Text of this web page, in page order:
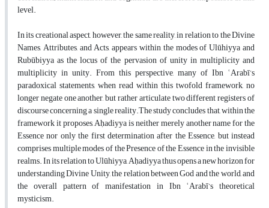
level.
In its creational aspect, however, the same reality, in relation to the Divine
Names, Attributes, and Acts, appears within the modes of Ulūhiyya and
Rubūbiyya as the locus of the pervasion of unity in multiplicity and
multiplicity in unity. From this perspective, many of Ibn ʿArabī’s
paradoxical statements, when read within this twofold framework, no
longer negate one another, but rather articulate two different registers of
discourse concerning a single reality.The study concludes that, within the
framework it proposes, Aḥadiyya is neither merely another name for the
Essence nor only the first determination after the Essence, but instead
comprises multiple modes of the Presence of the Essence in the invisible
realms. In its relation to Ulūhiyya, Aḥadiyya thus opens a new horizon for
understanding Divine Unity, the relation between God and the world, and
the overall pattern of manifestation in Ibn ʿArabī’s theoretical
mysticism.